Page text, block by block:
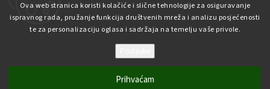
Ova web stranica koristi kolačiće i slične tehnologije za osiguravanje
ispravnog rada, pružanje funkcija društvenih mreža i analizu posjećenosti
te za personalizaciju oglasa i sadržaja na temelju vaše privole.
Prihvaćam
Autorsko pravo 2026Pabex.hr. Sva prava pridržana.
Uredi postavke kolačića